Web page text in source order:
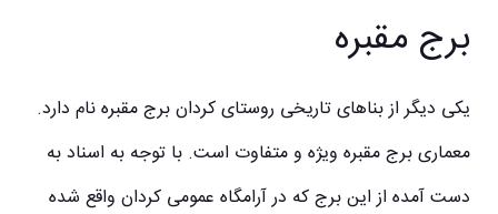
برج مقبره
یکی دیگر از بناهای تاریخی روستای کردان برج مقبره نام دارد.
معماری برج مقبره ویژه و متفاوت است. با توجه به اسناد به
دست آمده از این برج که در آرامگاه عمومی کردان واقع شده